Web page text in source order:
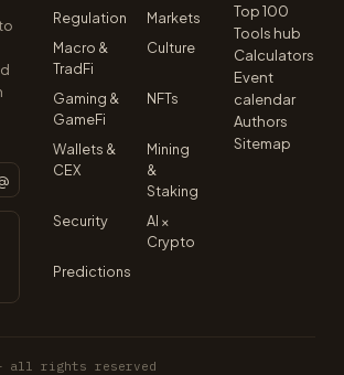
Regulation
Markets
Macro &
TradFi
Culture
Gaming &
GameFi
NFTs
Wallets &
CEX
Mining
&
Staking
Security
AI ×
Crypto
Predictions
Top 100
Tools hub
Calculators
Event
calendar
Authors
Sitemap
all rights reserved